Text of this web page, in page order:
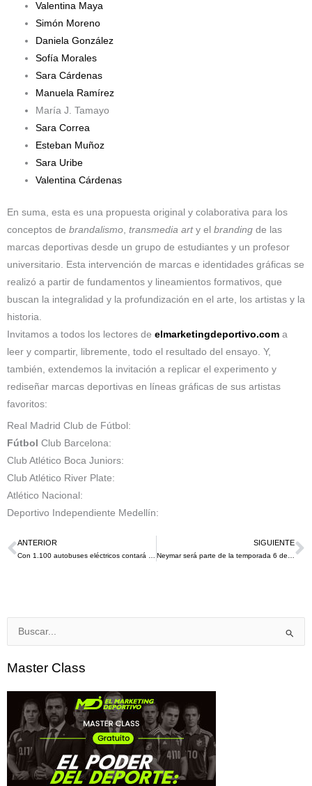
Valentina Maya
Simón Moreno
Daniela González
Sofía Morales
Sara Cárdenas
Manuela Ramírez
María J. Tamayo
Sara Correa
Esteban Muñoz
Sara Uribe
Valentina Cárdenas
En suma, esta es una propuesta original y colaborativa para los
conceptos de brandalismo transmedia arty el branding de las
marcas deportivas desde un grupo de estudiantes y un profesor
universitario. Esta intervención de marcas e identidades gráficas se
realizó a partir de fundamentos y lineamientos formativos, que
buscan la integralidad y la profundización en el arte, los artistas y la
historia.
Invitamos a todos los lectores de elmarketingdeportivo.com a
leer y compartir, libremente, todo el resultado del ensayo. Y,
también, extendemos la invitación a replicar el experimento y
rediseñar marcas deportivas en líneas gráficas de sus artistas
favoritos:
Real Madrid Club de Fútbol:
Fútbol Club Barcelona:
Club Atlético Boca Juniors:
Club Atlético River Plate:
Atlético Nacional:
Deportivo Independiente Medellín:
Ant
ANTERIOR
Con 1.100 autobuses eléctricos contará la Copa Mundial de la FIFA 2022 para transportar a los aficionados
SIGUIENTE
Neymar será parte de la temporada 6 de Fortnite con su propia skin
Buscar
Master Class